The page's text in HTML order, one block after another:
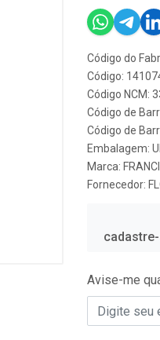
Código do
Código:
Código NCM:
Código de
Código de
Embalagem:
Marca:
Fornecedor:
Avise-me